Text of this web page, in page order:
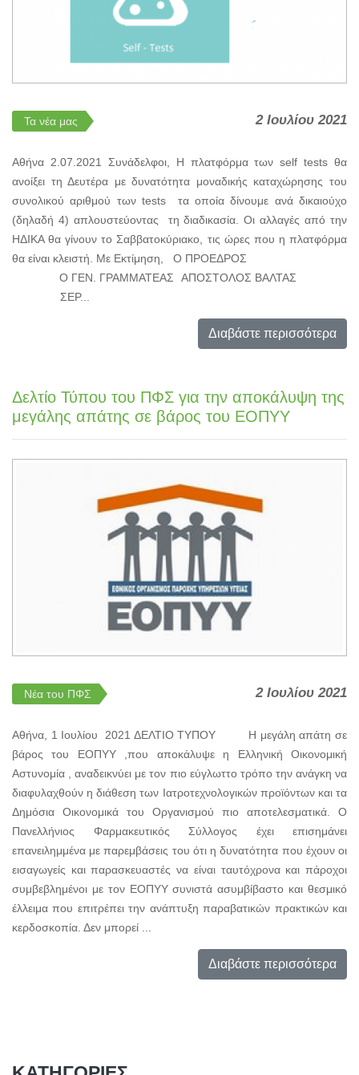
Τα νέα μας 2 Ιουλίου 2021
Αθήνα 2.07.2021 Συνάδελφοι, Η πλατφόρμα των self tests θα
ανοίξει τη Δευτέρα με δυνατότητα μοναδικής καταχώρησης του
συνολικού αριθμού των tests τα οποία δίνουμε ανά δικαιούχο
(δηλαδή 4) απλουστεύοντας τη διαδικασία. Οι αλλαγές από την
ΗΔΙΚΑ θα γίνουν το Σαββατοκύριακο, τις ώρες που η πλατφόρμα
θα είναι κλειστή. Με Εκτίμηση, Ο ΠΡΟΕΔΡΟΣ
Ο ΓΕΝ. ΓΡΑΜΜΑΤΕΑΣ ΑΠΟΣΤΟΛΟΣ ΒΑΛΤΑΣ
ΣΕΡ...
Διαβάστε περισσότερα
Δελτίο Τύπου του ΠΦΣ για την αποκάλυψη της
μεγάλης απάτης σε βάρος του ΕΟΠΥΥ
Νέα του ΠΦΣ 2 Ιουλίου 2021
Αθήνα, 1 Ιουλίου 2021 ΔΕΛΤΙΟ ΤΥΠΟΥ Η μεγάλη απάτη σε
βάρος του ΕΟΠΥΥ ,που αποκάλυψε η Ελληνική Οικονομική
Αστυνομία , αναδεικνύει με τον πιο εύγλωττο τρόπο την ανάγκη να
διαφυλαχθούν η διάθεση των Ιατροτεχνολογικών προϊόντων και τα
Δημόσια Οικονομικά του Οργανισμού πιο αποτελεσματικά. Ο
Πανελλήνιος Φαρμακευτικός Σύλλογος έχει επισημάνει
επανειλημμένα με παρεμβάσεις του ότι η δυνατότητα που έχουν οι
εισαγωγείς και παρασκευαστές να είναι ταυτόχρονα και πάροχοι
συμβεβλημένοι με τον ΕΟΠΥΥ συνιστά ασυμβίβαστο και θεσμικό
έλλειμα που επιτρέπει την ανάπτυξη παραβατικών πρακτικών και
κερδοσκοπία. Δεν μπορεί ...
Διαβάστε περισσότερα